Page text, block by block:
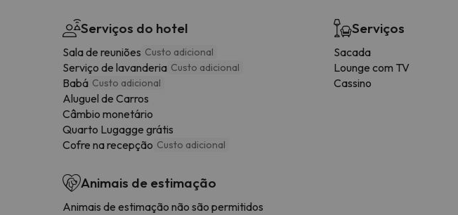
Serviços do hotel
Sala de reuniões Custo adicional
Serviço de lavanderia Custo adicional
Babá Custo adicional
Aluguel de Carros
Câmbio monetário
Quarto Lugagge grátis
Cofre na recepção Custo adicional
Animais de estimação
Animais de estimação não são permitidos
Serviços
Sacada
Lounge com TV
Cassino